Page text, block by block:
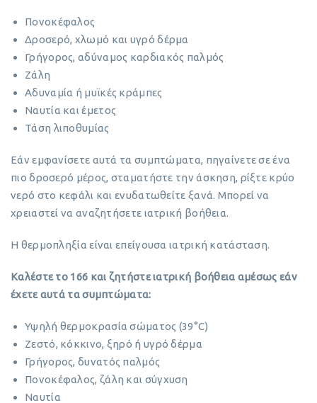
Πονοκέφαλος
Δροσερό, χλωμό και υγρό δέρμα
Γρήγορος, αδύναμος καρδιακός παλμός
Ζάλη
Αδυναμία ή μυϊκές κράμπες
Ναυτία και έμετος
Τάση λιποθυμίας
Εάν εμφανίσετε αυτά τα συμπτώματα, πηγαίνετε σε ένα
πιο δροσερό μέρος, σταματήστε την άσκηση, ρίξτε κρύο
νερό στο κεφάλι και ενυδατωθείτε ξανά. Μπορεί να
χρειαστεί να αναζητήσετε ιατρική βοήθεια.
Η θερμοπληξία είναι επείγουσα ιατρική κατάσταση.
Καλέστε το 166 και ζητήστε ιατρική βοήθεια αμέσως εάν
έχετε αυτά τα συμπτώματα:
Υψηλή θερμοκρασία σώματος (39°C)
Ζεστό, κόκκινο, ξηρό ή υγρό δέρμα
Γρήγορος, δυνατός παλμός
Πονοκέφαλος, ζάλη και σύγχυση
Ναυτία